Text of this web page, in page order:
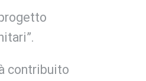
contribuito